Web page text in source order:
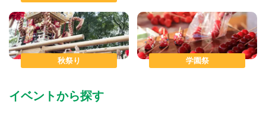
イベントから探す
秋祭り 学園祭